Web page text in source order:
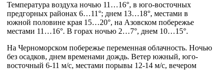
Температура воздуха ночью 11…16°, в юго-восточных
предгорных районах 6…11°; днем 13…18°, местами в
южной половине края 15…20°, на Азовском побережье
местами 11…16°. В горах ночью 2…7°, днем 10…15°.
На Черноморском побережье переменная облачность. Ночью
без осадков, днем временами дождь. Ветер южный, юго-
восточный 6-11 м/с, местами порывы 12-14 м/с, вечером